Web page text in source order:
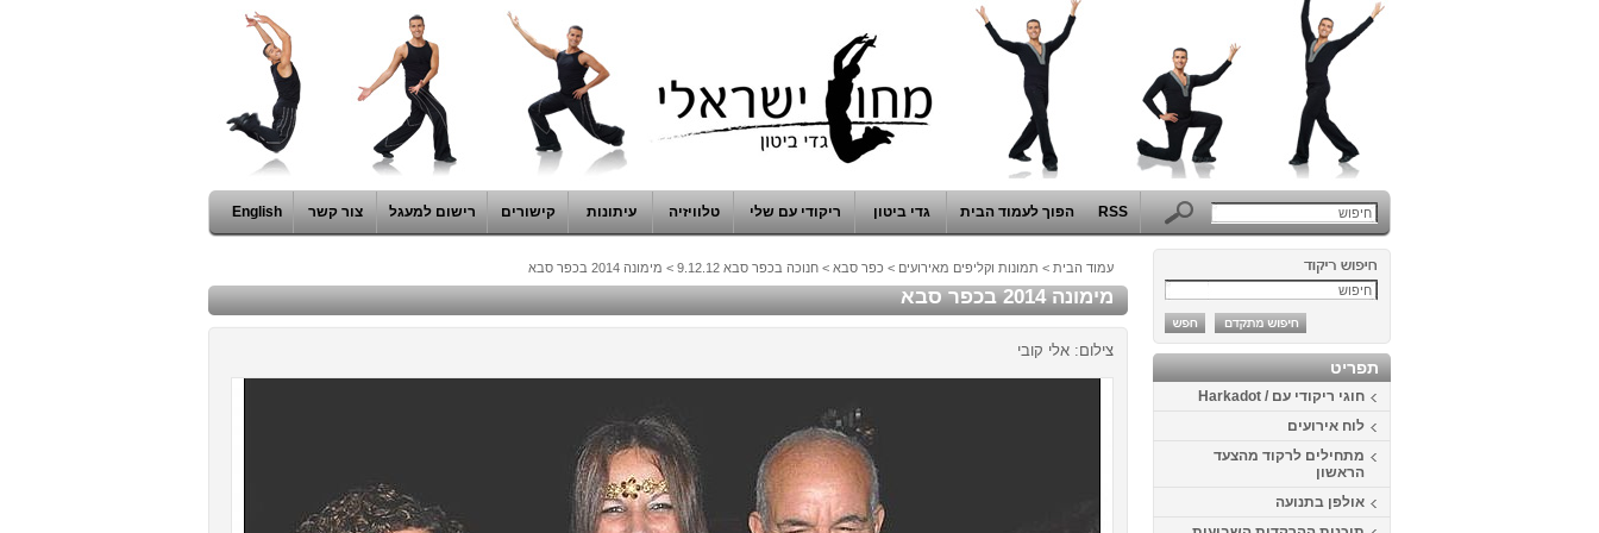
RSS הפוך לעמוד הבית גדי ביטון ריקודי עם שלי טלוויזיה עיתונות קישורים רישום למעגל צור קשר English
תפריט
חוגי ריקודי עם / Harkadot
לוח אירועים
מתחילים לרקוד מהצעד
הראשון
אולפן בתנועה
עמוד הבית > תמונות וקליפים מאירועים > כפר סבא > חנוכה בכפר סבא 9.12.12 > מימונה 2014 בכפר סבא
מימונה 2014 בכפר סבא
צילום: אלי קובי